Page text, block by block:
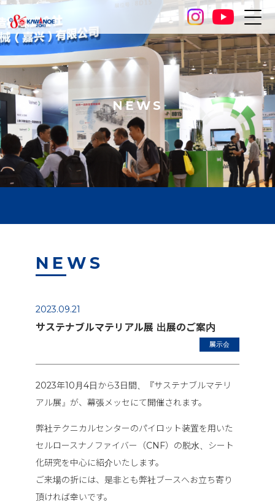
NEWS
NEWS
2023.09.21
サステナブルマテリアル展 出展のご案内
展示会
2023年10月4日から3日間、『サステナブルマテリ
アル展』が、幕張メッセにて開催されます。
弊社テクニカルセンターのパイロット装置を用いた
セルロースナノファイバー（CNF）の脱水、シート
化研究を中心に紹介いたします。
ご来場の折には、是非とも弊社ブースへお立ち寄り
頂ければ幸いです。